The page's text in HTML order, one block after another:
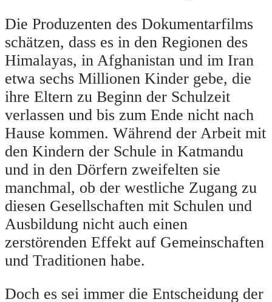
Die Produzenten des Dokumentarfilms
schätzen, dass es in den Regionen des
Himalayas, in Afghanistan und im Iran
etwa sechs Millionen Kinder gebe, die
ihre Eltern zu Beginn der Schulzeit
verlassen und bis zum Ende nicht nach
Hause kommen. Während der Arbeit mit
den Kindern der Schule in Katmandu
und in den Dörfern zweifelten sie
manchmal, ob der westliche Zugang zu
diesen Gesellschaften mit Schulen und
Ausbildung nicht auch einen
zerstörenden Effekt auf Gemeinschaften
und Traditionen habe.
Doch es sei immer die Entscheidung der